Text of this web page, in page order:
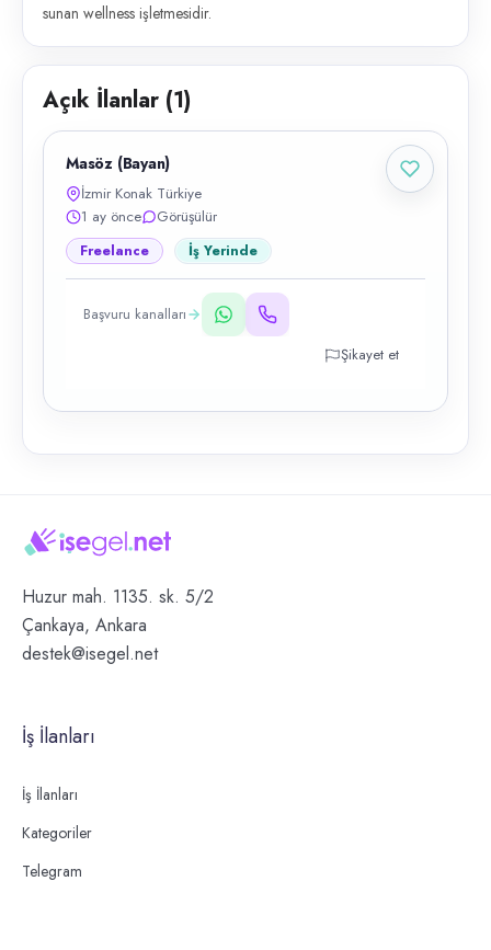
sunan wellness işletmesidir.
Açık İlanlar (1)
Masöz (Bayan)
İzmir Konak Türkiye
1 ay önce
Görüşülür
Freelance İş Yerinde
Başvuru kanalları
Şikayet et
Huzur mah. 1135. sk. 5/2
Çankaya, Ankara
destek@isegel.net
İş İlanları
İş İlanları
Kategoriler
Telegram